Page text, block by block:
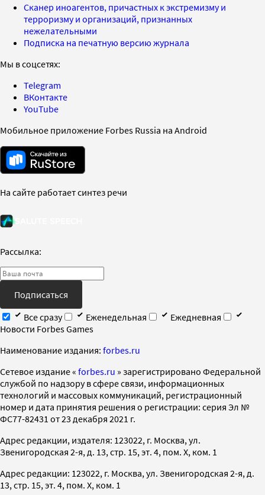
Сканер иноагентов, причастных к экстремизму и
терроризму и организаций, признанных
нежелательными
Подписка на печатную версию журнала
Мы в соцсетях:
Telegram
ВКонтакте
YouTube
Мобильное приложение Forbes Russia на Android
На сайте работает синтез речи
Рассылка:
Подписаться
Все сразу
Еженедельная
Ежедневная
Новости Forbes Games
Наименование издания: forbes.ru
Cетевое издание « forbes.ru » зарегистрировано Федеральной
службой по надзору в сфере связи, информационных
технологий и массовых коммуникаций, регистрационный
номер и дата принятия решения о регистрации: серия Эл №
ФС77-82431 от 23 декабря 2021 г.
Адрес редакции, издателя: 123022, г. Москва, ул.
Звенигородская 2-я, д. 13, стр. 15, эт. 4, пом. X, ком. 1
Адрес редакции: 123022, г. Москва, ул. Звенигородская 2-я, д.
13, стр. 15, эт. 4, пом. X, ком. 1